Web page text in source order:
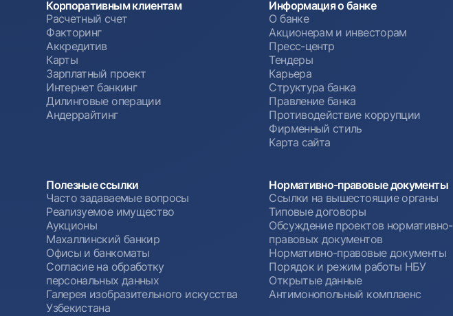
Корпоративным клиентам
Расчетный счет
Факторинг
Аккредитив
Карты
Зарплатный проект
Интернет банкинг
Дилинговые операции
Андеррайтинг
Информация о банке
О банке
Акционерам и инвесторам
Пресс-центр
Тендеры
Карьера
Структура банка
Правление банка
Противодействие коррупции
Фирменный стиль
Карта сайта
Полезные ссылки
Часто задаваемые вопросы
Реализуемое имущество
Аукционы
Махаллинский банкир
Офисы и банкоматы
Согласие на обработку
персональных данных
Галерея изобразительного искусства
Узбекистана
Нормативно-правовые документы
Ссылки на вышестоящие органы
Типовые договоры
Обсуждение проектов нормативно-
правовых документов
Нормативно-правовые документы
Порядок и режим работы НБУ
Открытые данные
Антимонопольный комплаенс